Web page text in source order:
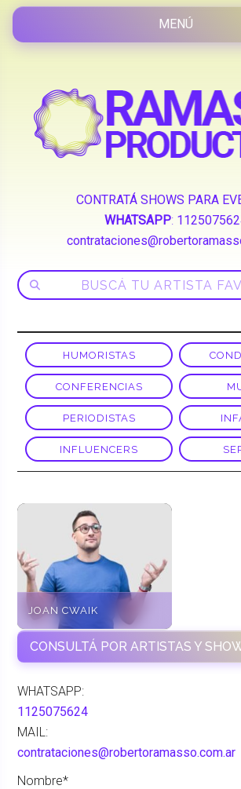
CONTRATÁ SHOWS PARA
WHATSAPP:
HUMORISTAS
CONFERENCIAS
PERIODISTAS
INFLUENCERS
JOAN CWAIK
CONSULTÁ POR ARTISTAS Y
WHATSAPP:
1125075624
MAIL:
contrataciones@robertoramasso.com.ar
Nombre*